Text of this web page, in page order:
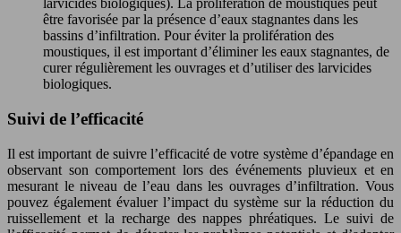
larvicides biologiques). La prolifération de moustiques peut
être favorisée par la présence d’eaux stagnantes dans les
bassins d’infiltration. Pour éviter la prolifération des
moustiques, il est important d’éliminer les eaux stagnantes, de
curer régulièrement les ouvrages et d’utiliser des larvicides
biologiques.
Suivi de l’efficacité
Il est important de suivre l’efficacité de votre système d’épandage en
observant son comportement lors des événements pluvieux et en
mesurant le niveau de l’eau dans les ouvrages d’infiltration. Vous
pouvez également évaluer l’impact du système sur la réduction du
ruissellement et la recharge des nappes phréatiques. Le suivi de